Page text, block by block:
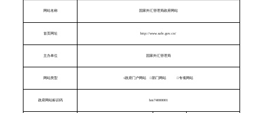
网站名称 国家外汇管理局政府网站
首页网址 http://www.safe.gov.cn/
主办单位 国家外汇管理局
网站类型 √政府门户网站□部门网站□专项网站
政府网站标识码 bm74000001